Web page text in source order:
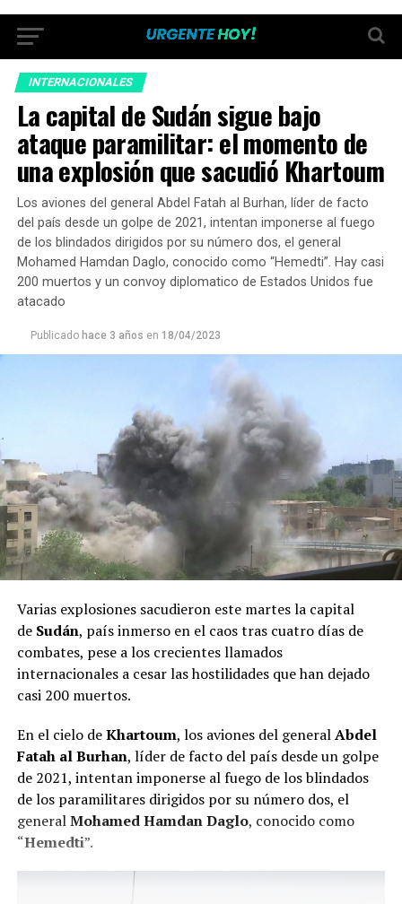
INTERNACIONALES
La capital de Sudán sigue bajo
ataque paramilitar: el momento de
una explosión que sacudió Khartoum
Los aviones del general Abdel Fatah al Burhan, líder de facto
del país desde un golpe de 2021, intentan imponerse al fuego
de los blindados dirigidos por su número dos, el general
Mohamed Hamdan Daglo, conocido como “Hemedti”. Hay casi
200 muertos y un convoy diplomatico de Estados Unidos fue
atacado
Publicado hace 3 años en 18/04/2023
Varias explosiones sacudieron este martes la capital
de Sudán, país inmerso en el caos tras cuatro días de
combates, pese a los crecientes llamados
internacionales a cesar las hostilidades que han dejado
casi 200 muertos.
En el cielo deKhartoum, los aviones del generalAbdel
Fatah al Burhan, líder de facto del país desde un golpe
de 2021, intentan imponerse al fuego de los blindados
de los paramilitares dirigidos por su número dos, el
generalMohamed Hamdan Daglo, conocido como
“Hemedti”.